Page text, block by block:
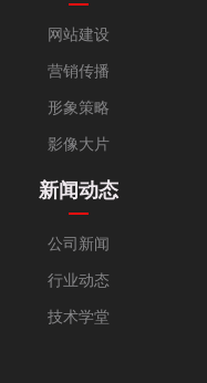
网站建设
营销传播
形象策略
影像大片
新闻动态
公司新闻
行业动态
技术学堂